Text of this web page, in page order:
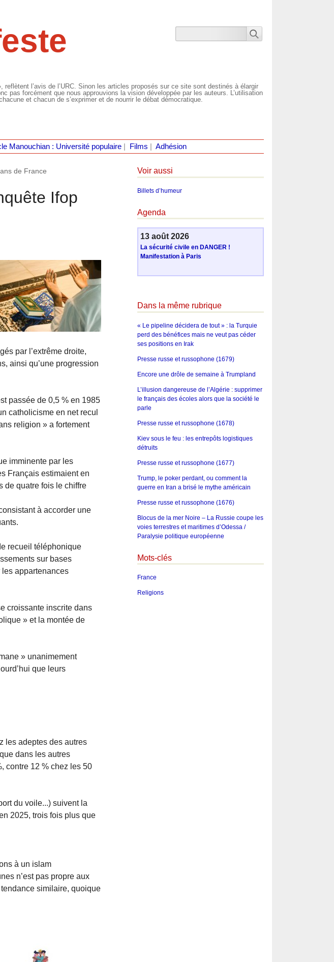
l’avis de l’URC. Sinon les articles proposés sur ce site sont destinés à élargir
pas forcément que nous approuvions la vision développée par les auteurs. L’utilisation
et chacun de s’exprimer et de nourrir le débat démocratique.
Manouchian : Université populaire| Films Adhésion
de France
Ifop
par l’extrême droite,
ainsi qu’une progression
passée de 0,5 % en 1985
catholicisme en net recul
religion » a fortement
imminente par les
Français estimaient en
de quatre fois le chiffre
à accorder une
recueil téléphonique
sur bases
appartenances
croissante inscrite dans
» et la montée de
» unanimement
que leurs
les adeptes des autres
dans les autres
contre 12 % chez les 50
du voile...) suivent la
2025, trois fois plus que
à un islam
n’est pas propre aux
similaire, quoique
Voir aussi
Billets d’humeur
Agenda
13 août 2026
La sécurité civile en DANGER !
Manifestation à Paris
Dans la même rubrique
« Le pipeline décidera de tout » : la Turquie
perd des bénéfices mais ne veut pas céder
ses positions en Irak
Presse russe et russophone (1679)
Encore une drôle de semaine à Trumpland
L’illusion dangereuse de l’Algérie : supprimer
le français des écoles alors que la société le
parle
Presse russe et russophone (1678)
Kiev sous le feu : les entrepôts logistiques
détruits
Presse russe et russophone (1677)
Trump, le poker perdant, ou comment la
guerre en Iran a brisé le mythe américain
Presse russe et russophone (1676)
Blocus de la mer Noire – La Russie coupe les
voies terrestres et maritimes d’Odessa /
Paralysie politique européenne
Mots-clés
France
Religions